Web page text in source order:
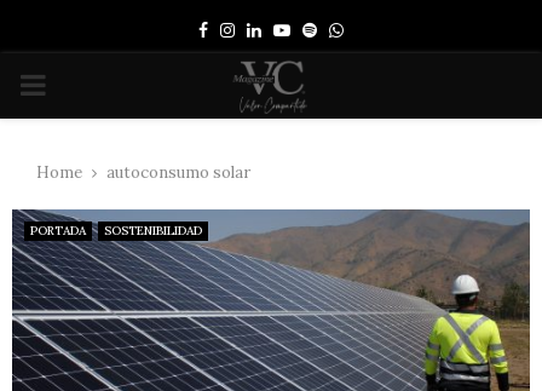
Facebook
Instagram
LinkedinYoutube
SpotifyWhatsapp
PRIMARY
Home autoconsumo solar
PORTADA SOSTENIBILIDAD